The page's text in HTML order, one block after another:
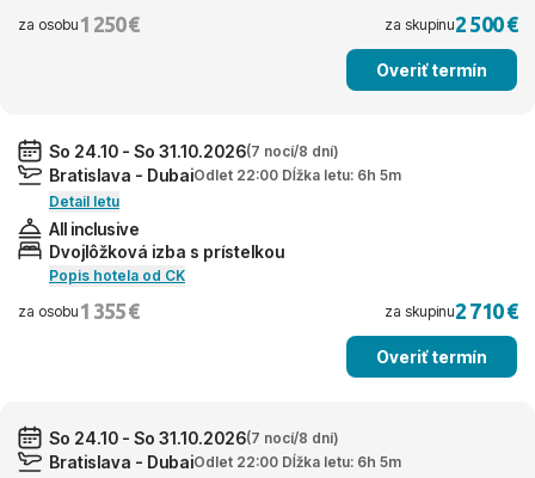
za osobu 1 250 € za skupinu2 500 €
Overiť termín
So 24.10 - So 31.10.2026(7 nocí/8 dní)
Bratislava - DubaiOdlet 22:00 Dĺžka letu: 6h 5m
Detail letu
All inclusive
Dvojlôžková izba s prístelkou
Popis hotela od CK
za osobu 1 355 € za skupinu2 710 €
Overiť termín
So 24.10 - So 31.10.2026(7 nocí/8 dní)
Bratislava - DubaiOdlet 22:00 Dĺžka letu: 6h 5m